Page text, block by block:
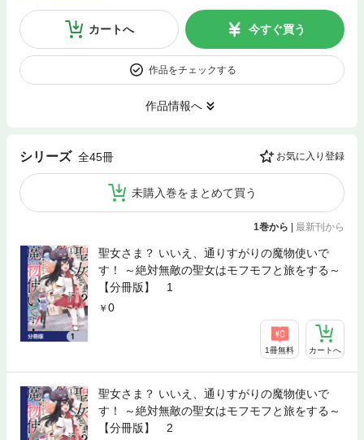
カートへ 今すぐ買う
作品をチェックする
作品情報へ
シリーズ 全45冊 お気に入り登録
未購入巻をまとめて買う
1巻から | 最新刊から
聖女さま？ いいえ、通りすがりの魔物使いで
す！ ～絶対無敵の聖女はモフモフと旅をする～
【分冊版】 1
0
1冊無料 カートへ
聖女さま？ いいえ、通りすがりの魔物使いで
す！ ～絶対無敵の聖女はモフモフと旅をする～
【分冊版】 2